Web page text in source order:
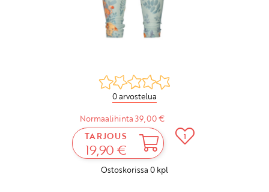
0 arvostelua
Normaalihinta 39,00 €
TARJOUS
19,90 €
1
Ostoskorissa 0 kpl